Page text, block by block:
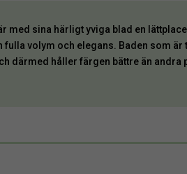
med sina härligt yviga blad en
volym och elegans. Baden som
därmed håller färgen bättre än andra